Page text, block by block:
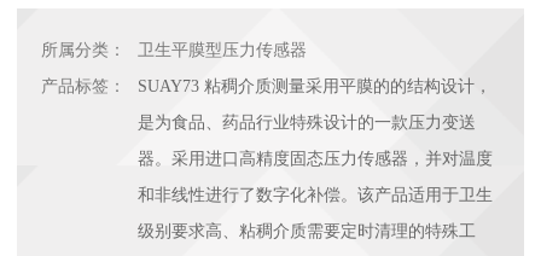
所属分类：
卫生平膜型压力传感器
产品标签：
SUAY73 粘稠介质测量采用平膜的的结构设计，
是为食品、药品行业特殊设计的一款压力变送
器。采用进口高精度固态压力传感器，并对温度
和非线性进行了数字化补偿。该产品适用于卫生
级别要求高、粘稠介质需要定时清理的特殊工